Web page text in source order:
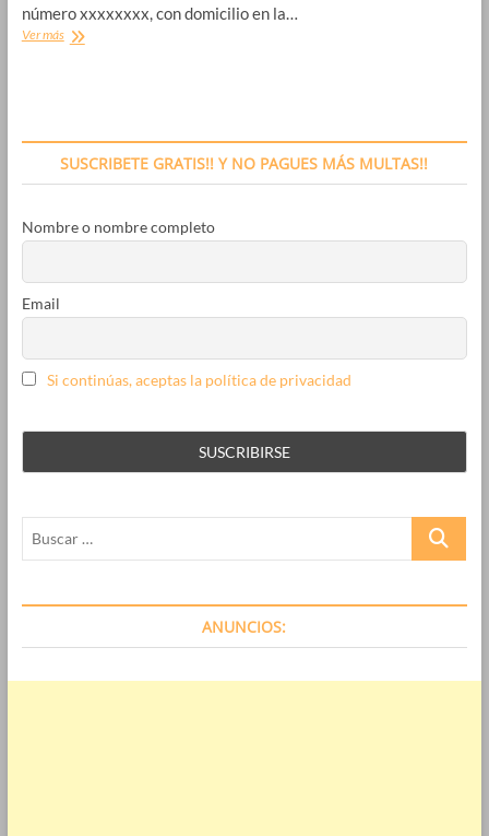
número xxxxxxxx, con domicilio en la…
Ver másRecurso
SUSCRIBETE GRATIS!! Y NO PAGUES MÁS MULTAS!!
Nombre o nombre completo
Email
Si continúas, aceptas la política de privacidad
Buscar
ANUNCIOS: